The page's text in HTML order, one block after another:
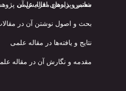
شانس پذیرش مقاله علمی پژوهشی در مجلات معتبر و راه‌های افزایش آن
بحث و اصول نوشتن آن در
نتایج و یافته‌ها در مقاله علمی
مقدمه و نگارش آن در مقاله